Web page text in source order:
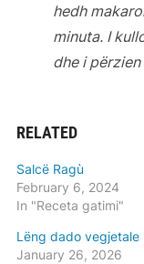
hedh
minuta. I
dhe i
RELATED
Salcë Ragù
February 6, 2024
In "Receta gatimi"
Lëng dado vegjetale
January 26, 2026